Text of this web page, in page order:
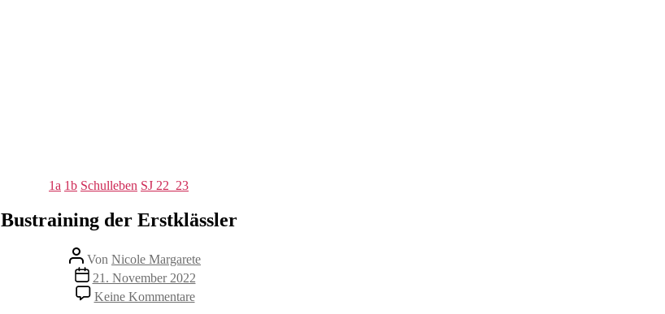
Kategorien
1a 1b Schulleben SJ 22_23
Bustraining der Erstklässler
Beitragsautor
Von Nicole Margarete
Beitragsdatum
21. November 2022
Keine Kommentarezu
Bustraining